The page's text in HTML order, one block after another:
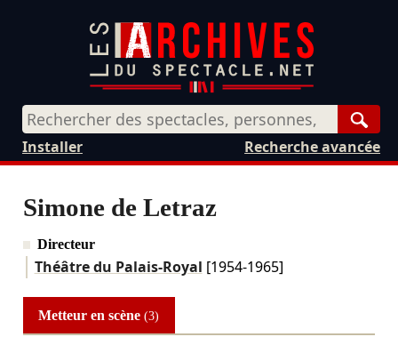
Recherche avancée
Installer
Simone de Letraz
Directeur
Théâtre du Palais-Royal [1954-1965]
Metteur en scène(3)